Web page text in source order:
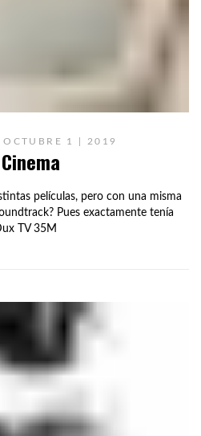
OCTUBRE 1 | 2019
películas, pero con una misma
Pues exactamente tenía
TV 35M